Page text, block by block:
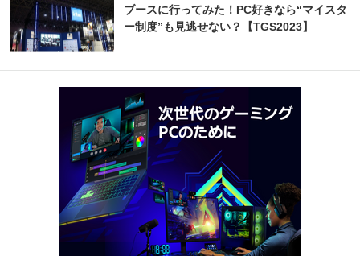
ブースに行ってみた！PC好きなら“マイスタ
ー制度”も見逃せない？【TGS2023】